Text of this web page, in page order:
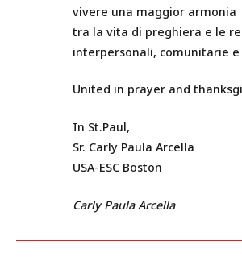
vivere una maggior armonia
tra la vita di preghiera e le
interpersonali, comunitarie e
United in prayer and
In St.Paul,
Sr. Carly Paula Arcella
USA-ESC Boston
Carly Paula Arcella